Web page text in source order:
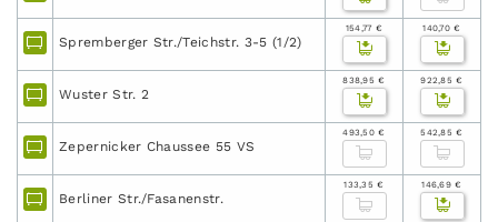
Spremberger Str./Teichstr. 3-5 (1/2)
154,77 € 140,70 €
Wuster Str. 2
838,95 € 922,85 €
Zepernicker Chaussee 55 VS
493,50 € 542,85 €
Berliner Str./Fasanenstr.
133,35 € 146,69 €